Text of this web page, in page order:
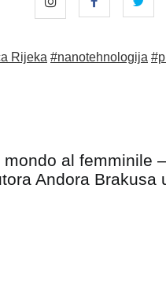
Rijeka #nanotehnologija
mondo al femminile –
Andora Brakusa